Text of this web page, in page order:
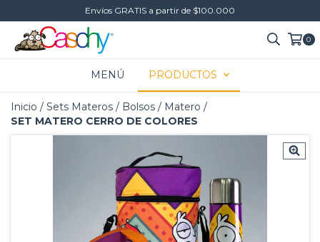
Envíos GRATIS a partir de $100.000
0
MENÚ PRODUCTOS
Inicio / Sets Materos / Bolsos / Matero /
SET MATERO CERRO DE COLORES